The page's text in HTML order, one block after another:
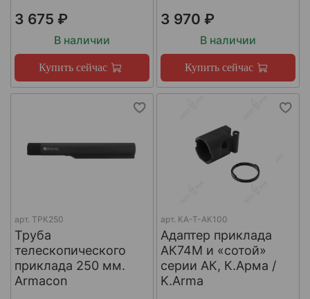
3 675 ₽
В наличии
Купить сейчас
3 970 ₽
В наличии
Купить сейчас
арт. ТРК250
Труба
телескопического
приклада 250 мм.
Armacon
арт. КА-Т-АК100
Адаптер приклада
АК74М и «сотой»
серии АК, К.Арма /
K.Arma